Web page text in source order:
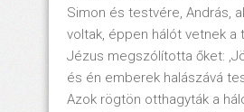
Simon és testvére, András,
voltak, éppen hálót vetnek a
Jézus megszólította őket:
és én emberek halászává
Azok rögtön otthagyták a